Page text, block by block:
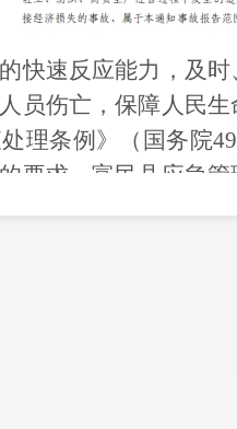
快速反应能力，及
员伤亡，保障人民
理条例》（国务院
要求，富民县应急
事故报告工作的通知